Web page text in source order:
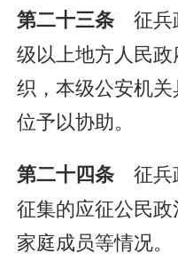
第二十三条 征兵
级以上地方人民
织，本级公安机
位予以协助。
第二十四条 征兵
征集的应征公民
家庭成员等情况。